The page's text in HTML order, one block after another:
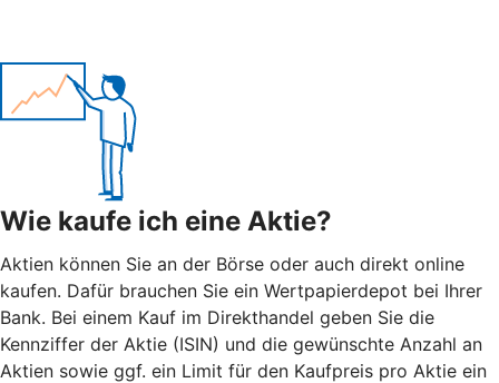
Wie kaufe ich eine Aktie?
Aktien können Sie an der Börse oder auch direkt online
kaufen. Dafür brauchen Sie ein Wertpapierdepot bei Ihrer
Bank. Bei einem Kauf im Direkthandel geben Sie die
Kennziffer der Aktie (ISIN) und die gewünschte Anzahl an
Aktien sowie ggf. ein Limit für den Kaufpreis pro Aktie ein